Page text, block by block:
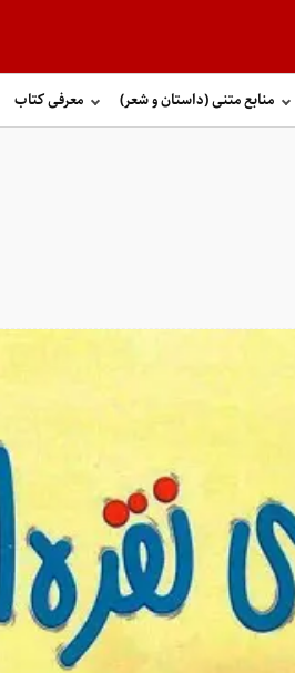
منابع متنی (داستان و شعر) معرفی کتاب